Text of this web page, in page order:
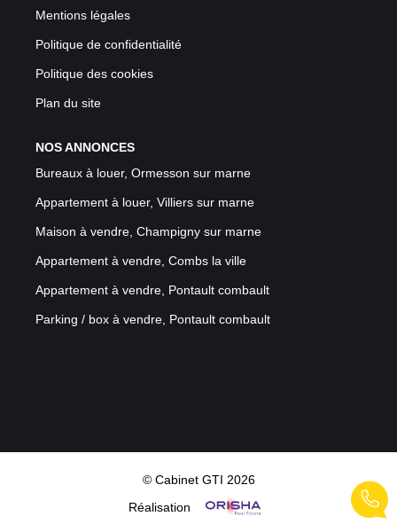
Mentions légales
Politique de confidentialité
Politique des cookies
Plan du site
NOS ANNONCES
Bureaux à louer, Ormesson sur marne
Appartement à louer, Villiers sur marne
Maison à vendre, Champigny sur marne
Appartement à vendre, Combs la ville
Appartement à vendre, Pontault combault
Parking / box à vendre, Pontault combault
© Cabinet GTI 2026
Réalisation